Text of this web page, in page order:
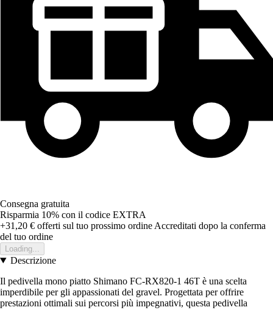
Consegna gratuita
Risparmia 10% con il codice EXTRA
+31,20 € offerti sul tuo prossimo ordine Accreditati dopo la conferma
del tuo ordine
Loading...
Descrizione
Il pedivella mono piatto Shimano FC-RX820-1 46T è una scelta
imperdibile per gli appassionati del gravel. Progettata per offrire
prestazioni ottimali sui percorsi più impegnativi, questa pedivella